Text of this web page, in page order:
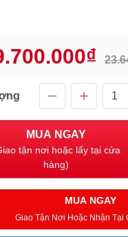
MUA NGAY
tận nơi hoặc lấy tại cửa
hàng)
MUA NGAY
Giao Tận Nơi Hoặc Nhận Tại